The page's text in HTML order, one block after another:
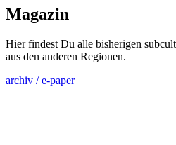
Magazin
Hier findest Du alle bisherigen
aus den anderen Regionen.
archiv / e-paper